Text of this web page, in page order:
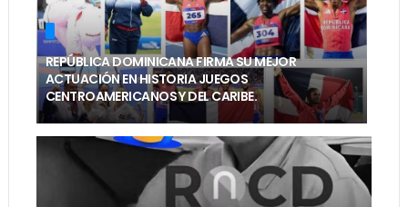
REPÚBLICA DOMINICANA FIRMA SU MEJOR
ACTUACIÓN EN HISTORIA JUEGOS
CENTROAMERICANOS Y DEL CARIBE.